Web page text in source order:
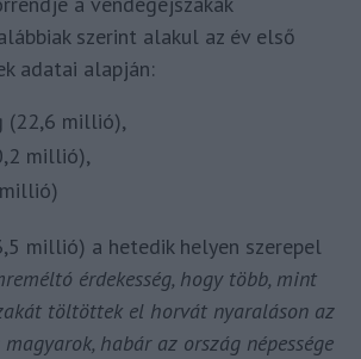
szerint alakul az év első
adatai alapján:
(22,6 millió),
millió),
millió) a hetedik helyen szerepel
érdekesség, hogy több, mint
töltöttek el horvát nyaraláson az
habár az ország népessége